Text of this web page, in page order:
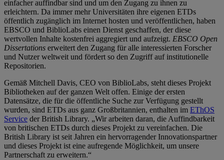
einfacher auffindbar sind und um den Zugang zu ihnen zu
erleichtern. Da immer mehr Universitäten ihre eigenen ETDs
öffentlich zugänglich im Internet hosten und veröffentlichen, haben
EBSCO und BiblioLabs einen Dienst geschaffen, der diese
wertvollen Inhalte kostenfrei aggregiert und aufzeigt. EBSCO Open
Dissertations erweitert den Zugang für alle interessierten Forscher
und Nutzer weltweit und fördert so den Zugriff auf institutionelle
Repositorien.
Gemäß Mitchell Davis, CEO von BiblioLabs, steht dieses Projekt
Bibliotheken auf der ganzen Welt offen. Einige der ersten
Datensätze, die für die öffentliche Suche zur Verfügung gestellt
wurden, sind ETDs aus ganz Großbritannien, enthalten im EThOS
Service der British Library. „Wir arbeiten daran, die Auffindbarkeit
von britischen ETDs durch dieses Projekt zu vereinfachen. Die
British Library ist seit Jahren ein hervorragender Innovationspartner
und dieses Projekt ist eine aufregende Möglichkeit, um unsere
Partnerschaft zu erweitern.“